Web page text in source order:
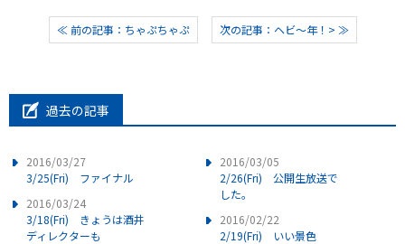
≪ 前の記事：ちゃぷちゃぷ 次の記事：ヘビ～年！> ≫
過去の記事
2016/03/27
3/25(Fri) ファイナル
2016/03/24
3/18(Fri) きょうは酒井
ディレクターも
2016/03/05
2/26(Fri) 公開生放送で
した。
2016/02/22
2/19(Fri) いい景色